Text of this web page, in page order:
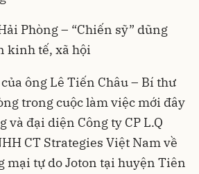
Phòng – “Chiến sỹ” dũng
kinh tế, xã hội
ông Lê Tiến Châu – Bí thư
trong cuộc làm việc mới đây
và đại diện Công ty CP L.Q
CT Strategies Việt Nam về
mại tự do Joton tại huyện Tiên